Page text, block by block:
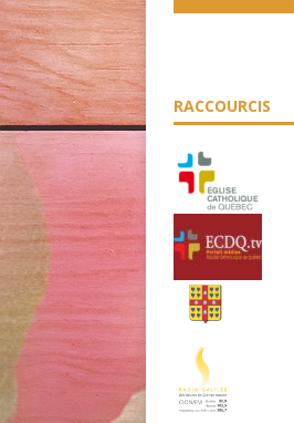
RACCOURCIS